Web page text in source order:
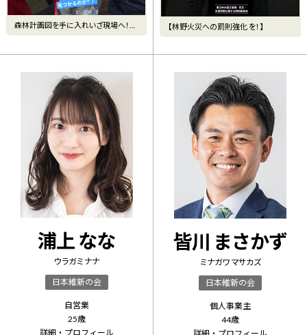
森林計画図を手に入れいざ現場へ！#
林業 #日本維新の会 #せ
【林野火災への罰則強化 を！】
浦上 なな
ウラガミ ナナ
日本維新の会
自営業
25歳
詳細・プロフィール
皆川 まさかず
ミナガワ マサカズ
日本維新の会
個人事業主
44歳